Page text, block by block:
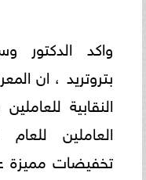
واكد الدكتور
بتروتريد ، ان
النقابية
العاملين
تخفيضات مميزة